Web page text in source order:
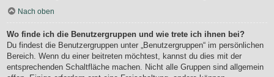
Nach oben
Wo finde ich die Benutzergruppen und wie trete ich ihnen bei?
Du findest die Benutzergruppen unter „Benutzergruppen“ im persönlichen
Bereich. Wenn du einer beitreten möchtest, kannst du dies mit der
entsprechenden Schaltfläche machen. Nicht alle Gruppen sind allgemein